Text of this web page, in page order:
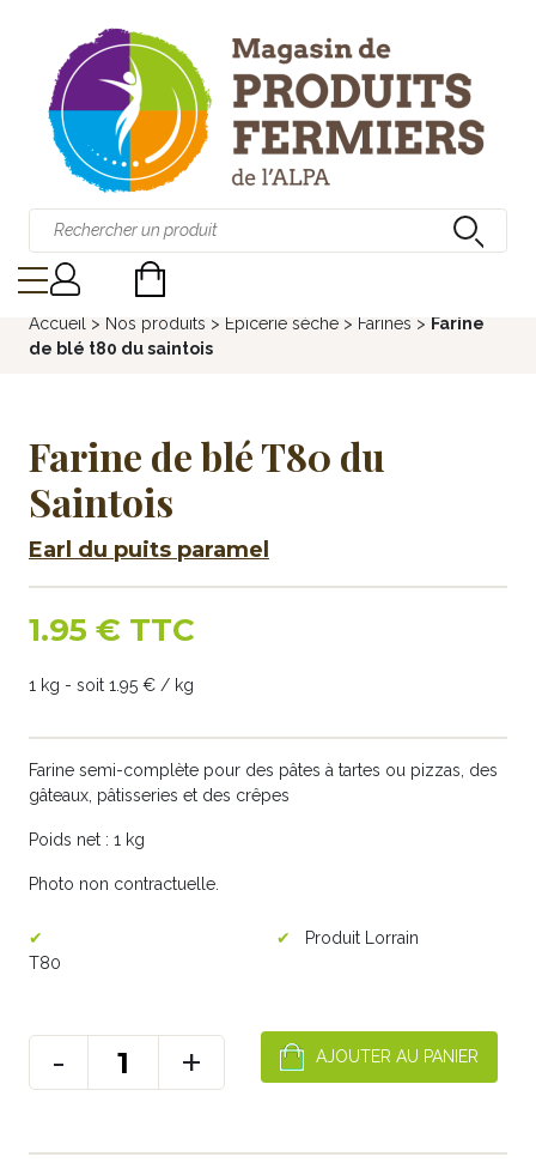
Accueil > Nos produits > Épicerie sèche > Farines > Farine
de blé t80 du saintois
Farine de blé T80 du
Saintois
Earl du puits paramel
1.95 € TTC
1 kg - soit 1.95 € / kg
Farine semi-complète pour des pâtes à tartes ou pizzas, des
gâteaux, pâtisseries et des crêpes
Poids net : 1 kg
Photo non contractuelle.
T80
Produit Lorrain
- + AJOUTER AU PANIER